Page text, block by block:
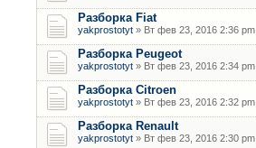
Разборка Fiat
yakprostotyt » Вт фев 23, 2016 2:36 pm
Разборка Peugeot
yakprostotyt » Вт фев 23, 2016 2:34 pm
Разборка Citroen
yakprostotyt » Вт фев 23, 2016 2:32 pm
Разборка Renault
yakprostotyt » Вт фев 23, 2016 2:30 pm